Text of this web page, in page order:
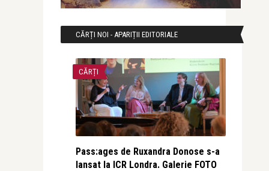
CĂRȚI NOI - APARIȚII EDITORIALE
CĂRȚI
Pass:ages de Ruxandra Donose s-a
lansat la ICR Londra. Galerie FOTO